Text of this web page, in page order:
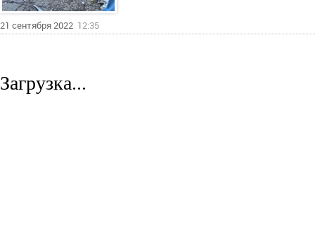
21 сентября 2022 12:35
Загрузка...